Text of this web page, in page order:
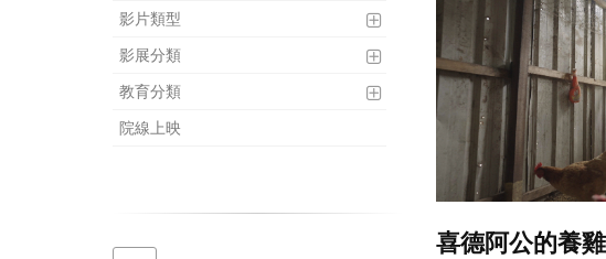
影片類型
影展分類
教育分類
院線上映
喜德阿公的養